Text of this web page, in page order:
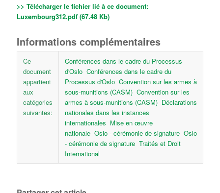
>> Télécharger le fichier lié à ce document:
Luxembourg312.pdf (67.48 Kb)
Informations complémentaires
Ce
document
appartient
aux
catégories
suivantes:
Conférences dans le cadre du Processus
d'Oslo Conférences dans le cadre du
Processus d'Oslo Convention sur les armes à
sous-munitions (CASM) Convention sur les
armes à sous-munitions (CASM) Déclarations
nationales dans les instances
internationales Mise en œuvre
nationale Oslo - cérémonie de signature Oslo
- cérémonie de signature Traités et Droit
International